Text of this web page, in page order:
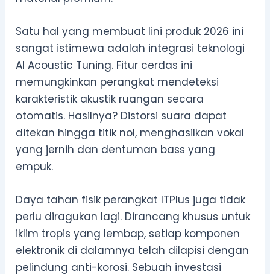
Satu hal yang membuat lini produk 2026 ini
sangat istimewa adalah integrasi teknologi
AI Acoustic Tuning. Fitur cerdas ini
memungkinkan perangkat mendeteksi
karakteristik akustik ruangan secara
otomatis. Hasilnya? Distorsi suara dapat
ditekan hingga titik nol, menghasilkan vokal
yang jernih dan dentuman bass yang
empuk.
Daya tahan fisik perangkat ITPlus juga tidak
perlu diragukan lagi. Dirancang khusus untuk
iklim tropis yang lembap, setiap komponen
elektronik di dalamnya telah dilapisi dengan
pelindung anti-korosi. Sebuah investasi